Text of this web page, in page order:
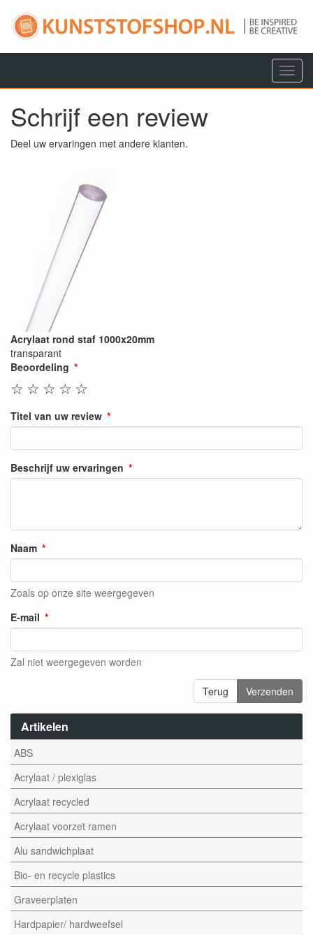
Menu
Artikelen
ABS
Acrylaat / plexiglas
Acrylaat recycled
Acrylaat voorzet ramen
Alu sandwichplaat
Bio- en recycle plastics
Graveerplaten
Hardpapier/ hardweefsel
Schrijf een review
Deel uw ervaringen met andere klanten.
Acrylaat rond staf 1000x20mm
transparant
Beoordeling
☆
☆
☆
☆
☆
Titel van uw review
Beschrijf uw ervaringen
Naam
Zoals op onze site weergegeven
E-mail
Zal niet weergegeven worden
Terug Verzenden